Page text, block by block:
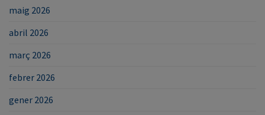
maig 2026
abril 2026
març 2026
febrer 2026
gener 2026